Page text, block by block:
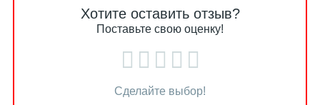
Хотите оставить отзыв?
Поставьте свою оценку!
Сделайте выбор!